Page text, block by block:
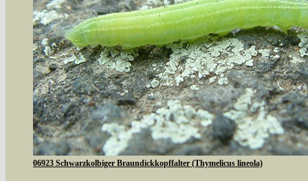
06923 Schwarzkolbiger Braundickkopffalter (Thymelicus lineola)